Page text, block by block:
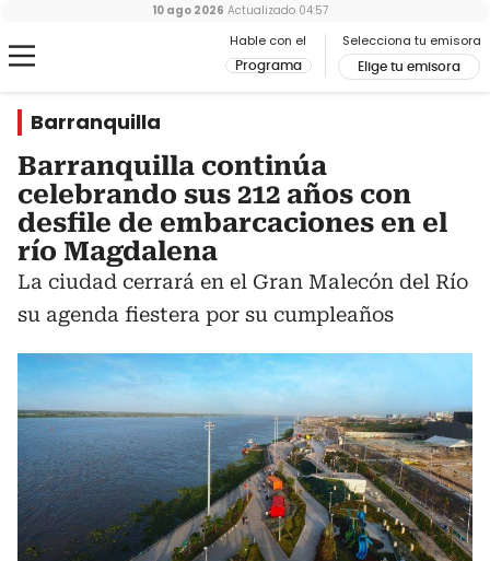
Hable con el
Programa
Selecciona tu emisora
Elige tu emisora
10 ago 2026 Actualizado 04:57
Barranquilla
Barranquilla continúa
celebrando sus 212 años con
desfile de embarcaciones en el
río Magdalena
La ciudad cerrará en el Gran Malecón del Río
su agenda fiestera por su cumpleaños